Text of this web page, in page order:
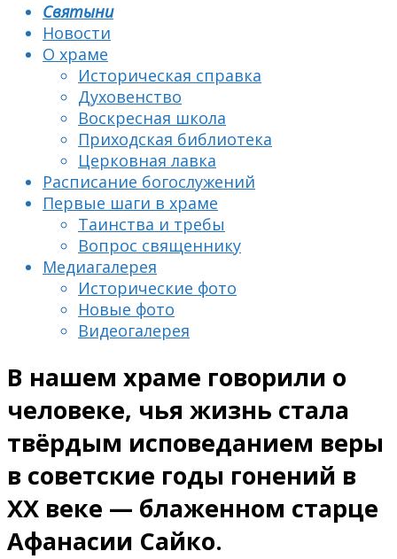
Святыни
Новости
О храме
Историческая справка
Духовенство
Воскресная школа
Приходская библиотека
Церковная лавка
Расписание богослужений
Первые шаги в храме
Таинства и требы
Вопрос священнику
Медиагалерея
Исторические фото
Новые фото
Видеогалерея
В нашем храме говорили о
человеке, чья жизнь стала
твёрдым исповеданием веры
в советские годы гонений в
ХХ веке — блаженном старце
Афанасии Сайко.